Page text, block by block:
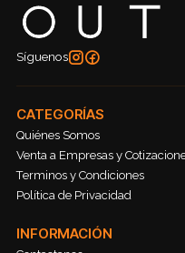
Síguenos
CATEGORÍAS
Quiénes Somos
Venta a Empresas y
Terminos y Condiciones
Política de Privacidad
INFORMACIÓN